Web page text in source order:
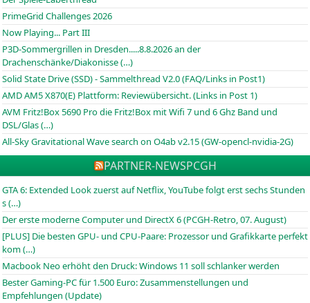
PrimeGrid Challenges 2026
Now Playing... Part III
P3D-Sommergrillen in Dresden.....8.8.2026 an der
Drachenschänke/Diakonisse (…)
Solid State Drive (SSD) - Sammelthread V2.0 (FAQ/Links in Post1)
AMD AM5 X870(E) Plattform: Reviewübersicht. (Links in Post 1)
AVM Fritz!Box 5690 Pro die Fritz!Box mit Wifi 7 und 6 Ghz Band und
DSL/Glas (…)
All-Sky Gravitational Wave search on O4ab v2.15 (GW-opencl-nvidia-2G)
PARTNER-NEWSPCGH
GTA 6: Extended Look zuerst auf Netflix, YouTube folgt erst sechs Stunden
s (…)
Der erste moderne Computer und DirectX 6 (PCGH-Retro, 07. August)
[PLUS] Die besten GPU- und CPU-Paare: Prozessor und Grafikkarte perfekt
kom (…)
Macbook Neo erhöht den Druck: Windows 11 soll schlanker werden
Bester Gaming-PC für 1.500 Euro: Zusammenstellungen und
Empfehlungen (Update)